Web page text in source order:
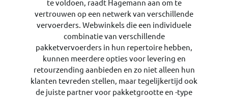
te voldoen, raadt Hagemann aan om te
vertrouwen op een netwerk van verschillende
vervoerders. Webwinkels die een individuele
combinatie van verschillende
pakketvervoerders in hun repertoire hebben,
kunnen meerdere opties voor levering en
retourzending aanbieden en zo niet alleen hun
klanten tevreden stellen, maar tegelijkertijd ook
de juiste partner voor pakketgrootte en -type